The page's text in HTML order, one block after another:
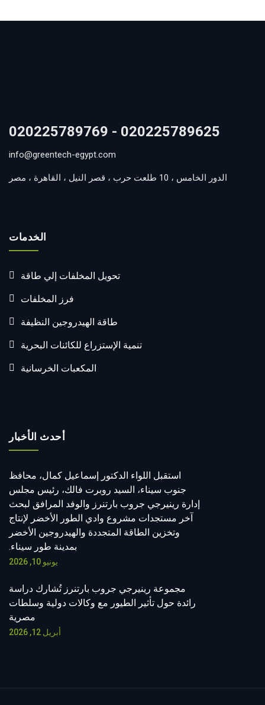
020225789625 - 020225789769
info@greentech-egypt.com
الدور الخامس ، 10 طلعت حرب ، قصر النيل ، القاهرة ، مصر
الخدمات
تحويل المخلفات إلي طاقة
فرز المخلفات
طاقة الهيدروجين النظيفة
تنمية الإستزراع للكائنات البحرية
المكعبات الخرسانية
أحدث الأخبار
استقبل اللواء الدكتور إسماعيل كمال، محافظ
جنوب سيناء، السيد روبرت فالك، رئيس مجلس
إدارة رينيرجي جروب بارتنرز والوفد المرافق لبحث
آخر مستجدات مشروع وادي الطور الأخضر لإنتاج
وتخزين الطاقة المتجددة والهيدروجين الأخضر
بمدينة طور سيناء.
يونيو 10, 2026
مجموعة رينيرجي جروب بارتنرز تُشارك دراسة
رائدة حول تأثير الطيور مع وكالات دولية وسلطات
مصرية
أبريل 12, 2026